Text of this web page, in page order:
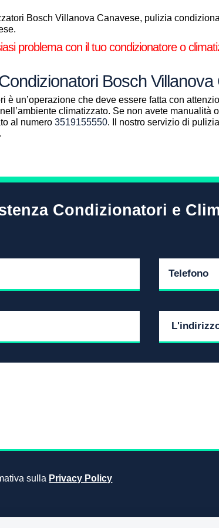
Bosch Villanova Canavese, pulizia
problema con il tuo condizionatore o
Bosch
è un’operazione che deve essere fatta con
climatizzato. Se non avete
al numero3519155550. Il nostro servizio di
Condizionatori e
sulla Privacy Policy